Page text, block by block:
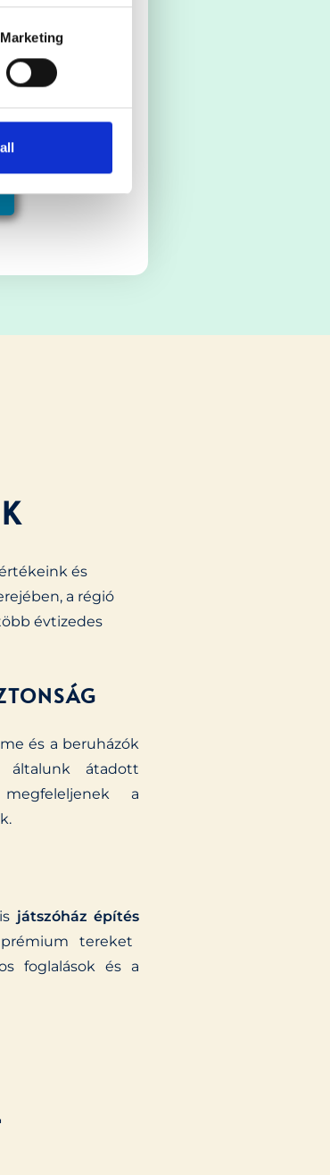
Marketing
Channelre
is tetszeni fog
és
a régió
évtizedes
és a beruházók
általunk átadott
a
játszóház építés
tereket
foglalások és a